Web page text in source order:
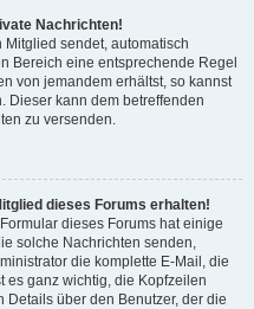
Nachrichten!
sendet, automatisch
Bereich eine entsprechende Regel
von jemandem erhältst, so kannst
Dieser kann dem betreffenden
zu versenden.
dieses Forums erhalten!
dieses Forums hat einige
solche Nachrichten senden,
die komplette E-Mail, die
es ganz wichtig, die Kopfzeilen
über den Benutzer, der die